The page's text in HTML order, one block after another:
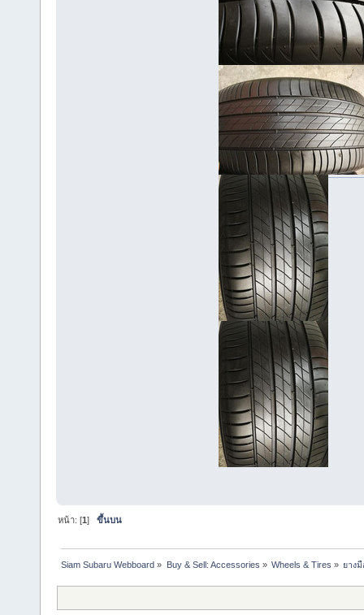
หน้า: [1]ขึ้นบน
Siam Subaru Webboard » Buy & Sell: Accessories » Wheels & Tires » ยาง